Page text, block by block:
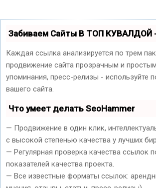
Забиваем Сайты В ТОП КУВАЛДОЙ
Каждая ссылка анализируется по трем
продвижение сайта прозрачным и
упоминания, пресс-релизы - используйте
вашего сайта.
Что умеет делать SeoHammer
— Продвижение в один клик,
с высокой степенью качества у лучших
— Регулярная проверка качества ссылок
показателей качества проекта.
— Все известные форматы ссылок: